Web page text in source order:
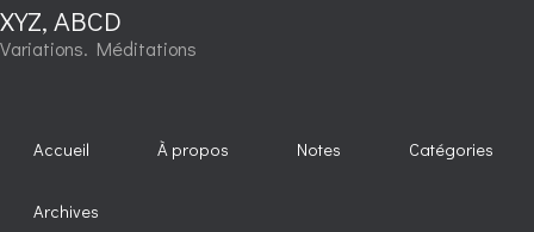
XYZ, ABCD
Variations. Méditations
Accueil À propos Notes Catégories
Archives